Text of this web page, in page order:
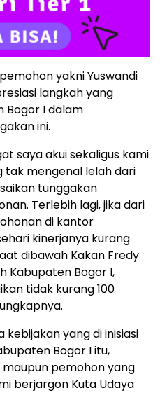
yakni Yuswandi
langkah yang
Bogor I dalam
ini.
saya akui sekaligus kami
tak mengenal lelah dari
tunggakan
Terlebih lagi, jika dari
di kantor
kinerjanya kurang
dibawah Kakan Fredy
Kabupaten Bogor I,
tidak kurang 100
kebijakan yang di inisiasi
Bogor I itu,
pemohon yang
berjargon Kuta Udaya